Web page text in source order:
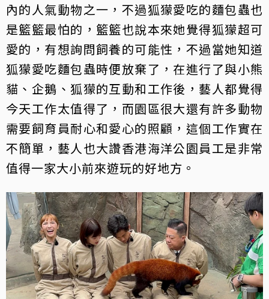
內的人氣動物之一，不過狐獴愛吃的麵包蟲也
是籃籃最怕的，籃籃也說本來她覺得狐獴超可
愛的，有想詢問飼養的可能性，不過當她知道
狐獴愛吃麵包蟲時便放棄了，在進行了與小熊
貓、企鵝、狐獴的互動和工作後，藝人都覺得
今天工作太值得了，而園區很大還有許多動物
需要飼育員耐心和愛心的照顧，這個工作實在
不簡單，藝人也大讚香港海洋公園員工是非常
值得一家大小前來遊玩的好地方。